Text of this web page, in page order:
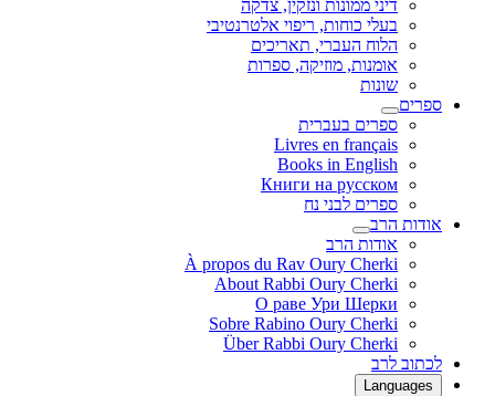
דיני ממונות ונזקין, צדקה
בעלי כוחות, ריפוי אלטרנטיבי
הלוח העברי, תאריכים
אומנות, מוזיקה, ספרות
שונות
ספרים
ספרים בעברית
Livres en français
Books in English
Книги на русском
ספרים לבני נח
אודות הרב
אודות הרב
À propos du Rav Oury Cherki
About Rabbi Oury Cherki
О раве Ури Шерки
Sobre Rabino Oury Cherki
Über Rabbi Oury Cherki
לכתוב לרב
Languages